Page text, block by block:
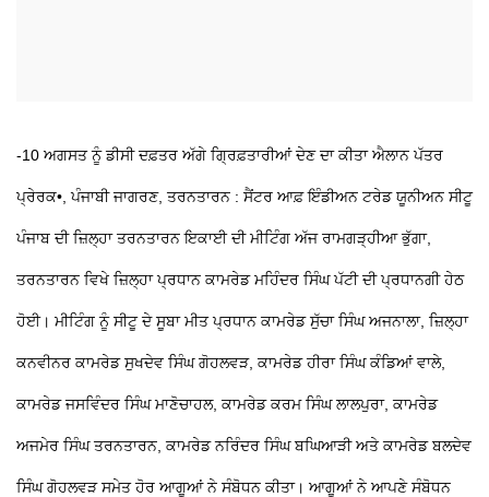
-10 ਅਗਸਤ ਨੂੰ ਡੀਸੀ ਦਫ਼ਤਰ ਅੱਗੇ ਗ੍ਰਿਫ਼ਤਾਰੀਆਂ ਦੇਣ ਦਾ ਕੀਤਾ ਐਲਾਨਪੱਤਰ
ਪ੍ਰੇਰਕ•, ਪੰਜਾਬੀ ਜਾਗਰਣ, ਤਰਨਤਾਰਨ : ਸੈਂਟਰ ਆਫ਼ ਇੰਡੀਅਨ ਟਰੇਡ ਯੂਨੀਅਨ ਸੀਟੂ
ਪੰਜਾਬ ਦੀ ਜ਼ਿਲ੍ਹਾ ਤਰਨਤਾਰਨ ਇਕਾਈ ਦੀ ਮੀਟਿੰਗ ਅੱਜ ਰਾਮਗੜ੍ਹੀਆ ਭੁੱਗਾ,
ਤਰਨਤਾਰਨ ਵਿਖੇ ਜ਼ਿਲ੍ਹਾ ਪ੍ਰਧਾਨ ਕਾਮਰੇਡ ਮਹਿੰਦਰ ਸਿੰਘ ਪੱਟੀ ਦੀ ਪ੍ਰਧਾਨਗੀ ਹੇਠ
ਹੋਈ। ਮੀਟਿੰਗ ਨੂੰ ਸੀਟੂ ਦੇ ਸੂਬਾ ਮੀਤ ਪ੍ਰਧਾਨ ਕਾਮਰੇਡ ਸੁੱਚਾ ਸਿੰਘ ਅਜਨਾਲਾ, ਜ਼ਿਲ੍ਹਾ
ਕਨਵੀਨਰ ਕਾਮਰੇਡ ਸੁਖਦੇਵ ਸਿੰਘ ਗੋਹਲਵੜ, ਕਾਮਰੇਡ ਹੀਰਾ ਸਿੰਘ ਕੰਡਿਆਂ ਵਾਲੇ,
ਕਾਮਰੇਡ ਜਸਵਿੰਦਰ ਸਿੰਘ ਮਾਣੋਚਾਹਲ, ਕਾਮਰੇਡ ਕਰਮ ਸਿੰਘ ਲਾਲਪੁਰਾ, ਕਾਮਰੇਡ
ਅਜਮੇਰ ਸਿੰਘ ਤਰਨਤਾਰਨ, ਕਾਮਰੇਡ ਨਰਿੰਦਰ ਸਿੰਘ ਬਘਿਆੜੀ ਅਤੇ ਕਾਮਰੇਡ ਬਲਦੇਵ
ਸਿੰਘ ਗੋਹਲਵੜ ਸਮੇਤ ਹੋਰ ਆਗੂਆਂ ਨੇ ਸੰਬੋਧਨ ਕੀਤਾ। ਆਗੂਆਂ ਨੇ ਆਪਣੇ ਸੰਬੋਧਨ